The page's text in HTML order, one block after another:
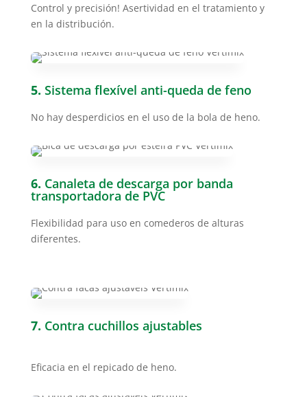
Control y precisión! Asertividad en el tratamiento y
en la distribución.
5. Sistema flexível anti-queda de feno
No hay desperdicios en el uso de la bola de heno.
6. Canaleta de descarga por banda
transportadora de PVC
Flexibilidad para uso en comederos de alturas
diferentes.
7. Contra cuchillos ajustables
Eficacia en el repicado de heno.